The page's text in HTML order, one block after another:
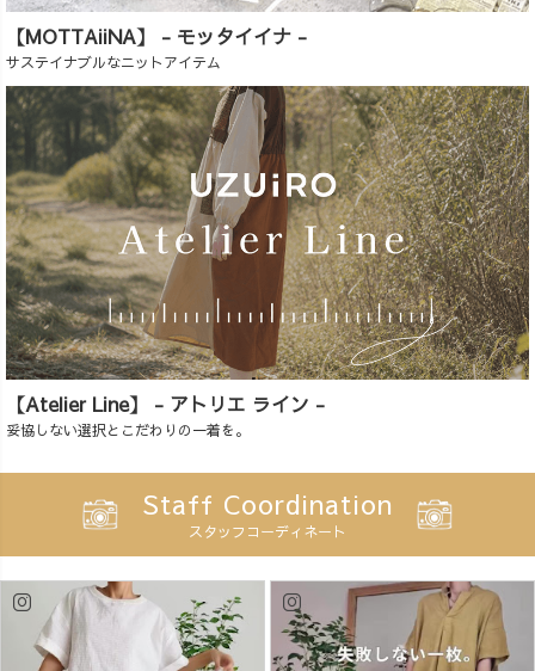
【MOTTAiiNA】 - モッタイイナ -
サステイナブルなニットアイテム
【Atelier Line】 - アトリエ ライン -
妥協しない選択とこだわりの一着を。
Staff Coordination
スタッフコーディネート